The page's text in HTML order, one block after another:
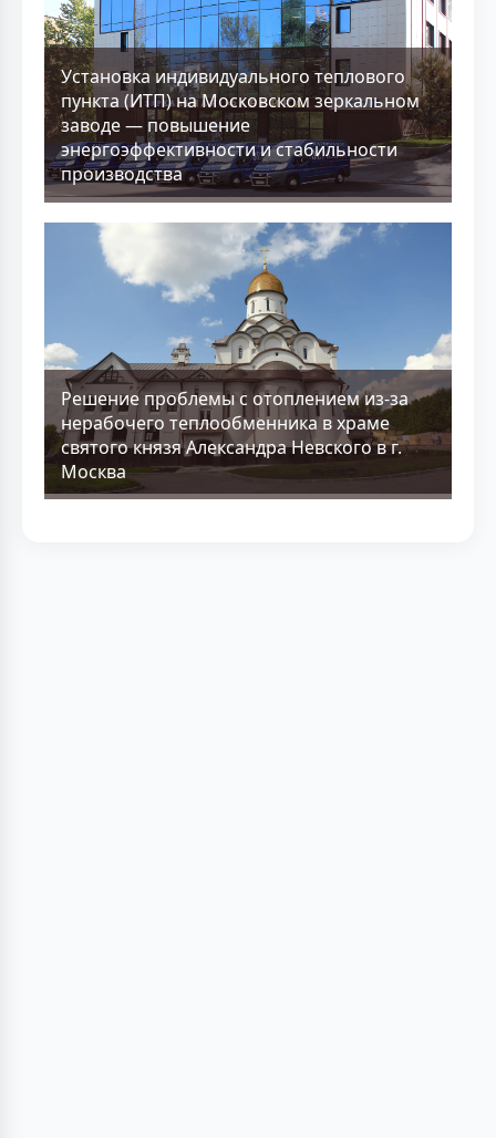
Установка индивидуального теплового
пункта (ИТП) на Московском зеркальном
заводе — повышение
энергоэффективности и стабильности
производства
Решение проблемы с отоплением из-за
нерабочего теплообменника в храме
святого князя Александра Невского в г.
Москва